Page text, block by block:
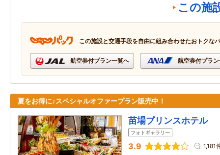
この施
この施設と交通手段を自由に組み合わせたおトクな
航空券付プラン一覧へ 航空券付プラ
夏をお得に♪スペシャルオファープラン販売中！
苗場プリンスホテル
フォトギャラリー
3.9 1,181